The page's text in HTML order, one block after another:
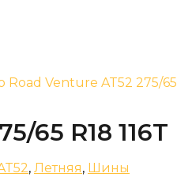
Road Venture AT52 275/65
65 R18 116T
, Летняя, Шины